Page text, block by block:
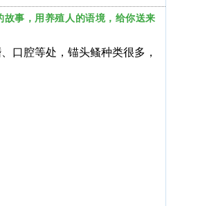
故事，用养殖人的语境，给你送来
口腔等处，锚头鳋种类很多，